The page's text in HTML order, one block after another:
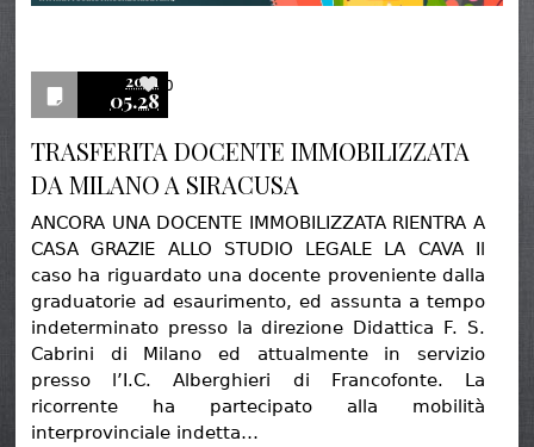
2021
05.28
0
TRASFERITA DOCENTE IMMOBILIZZATA
DA MILANO A SIRACUSA
ANCORA UNA DOCENTE IMMOBILIZZATA RIENTRA A
CASA GRAZIE ALLO STUDIO LEGALE LA CAVA Il
caso ha riguardato una docente proveniente dalla
graduatorie ad esaurimento, ed assunta a tempo
indeterminato presso la direzione Didattica F. S.
Cabrini di Milano ed attualmente in servizio
presso l’I.C. Alberghieri di Francofonte. La
ricorrente ha partecipato alla mobilità
interprovinciale indetta…